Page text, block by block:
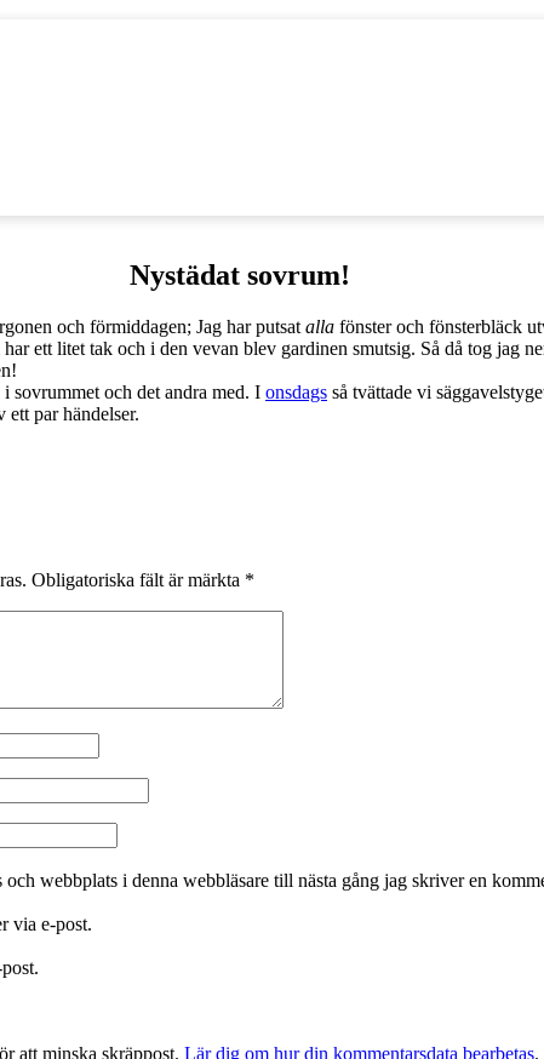
Nystädat sovrum!
och förmiddagen; Jag har putsat alla fönster och fönsterbläck
ett litet tak och i den vevan blev gardinen smutsig. Så då tog jag
sovrummet och det andra med. I onsdags så tvättade vi
ett par händelser.
Obligatoriska fält är märkta *
och webbplats i denna webbläsare till nästa gång jag skriver en
via e-post.
att minska skräppost. Lär dig om hur din kommentarsdata bearbetas.